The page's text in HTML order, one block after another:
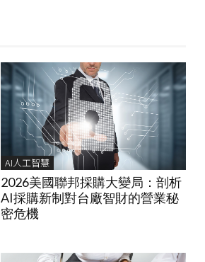
AI人工智慧
2026美國聯邦採購大變局：剖析
AI採購新制對台廠智財的營業秘
密危機